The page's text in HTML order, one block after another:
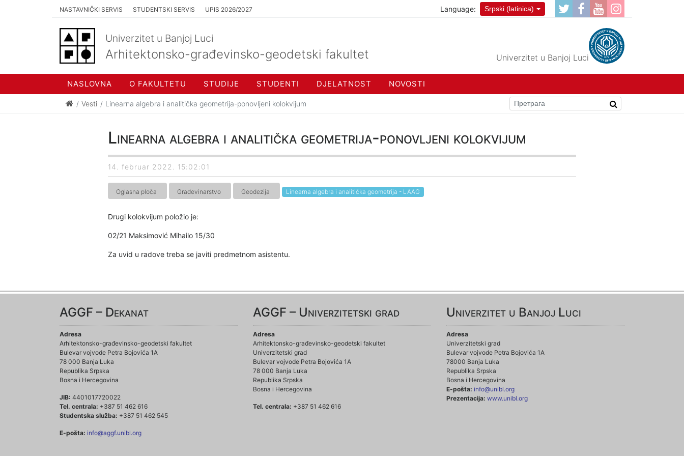
NASTAVNIČKI SERVIS STUDENTSKI SERVIS UPIS 2026/2027 Language: Srpski (latinica)
Univerzitet u Banjoj Luci
Arhitektonsko-građevinsko-geodetski fakultet Univerzitet u Banjoj Luci
NASLOVNA O FAKULTETU STUDIJE STUDENTI DJELATNOST NOVOSTI
Vesti Linearna algebra i analitička geometrija-ponovljeni kolokvijum
Linearna algebra i analitička geometrija-ponovljeni kolokvijum
14. februar 2022. 15:02:01
Oglasna ploča Građevinarstvo Geodezija Linearna algebra i analitička geometrija - LAAG
Drugi kolokvijum položio je:
02/21 Maksimović Mihailo 15/30
Za uvid u radove treba se javiti predmetnom asistentu.
AGGF – Dekanat
Adresa
Arhitektonsko-građevinsko-geodetski fakultet
Bulevar vojvode Petra Bojovića 1A
78 000 Banja Luka
Republika Srpska
Bosna i Hercegovina
JIB: 4401017720022
Tel. centrala: +387 51 462 616
Studentska služba: +387 51 462 545
E-pošta: info@aggf.unibl.org
AGGF – Univerzitetski grad
Adresa
Arhitektonsko-građevinsko-geodetski fakultet
Univerzitetski grad
Bulevar vojvode Petra Bojovića 1A
78 000 Banja Luka
Republika Srpska
Bosna i Hercegovina
Tel. centrala: +387 51 462 616
Univerzitet u Banjoj Luci
Adresa
Univerzitetski grad
Bulevar vojvode Petra Bojovića 1A
78000 Banja Luka
Republika Srpska
Bosna i Hercegovina
E-pošta: info@unibl.org
Prezentacija: www.unibl.org